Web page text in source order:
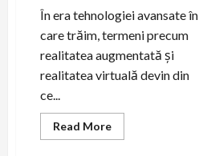
În era tehnologiei avansate în
care trăim, termeni precum
realitatea augmentată și
realitatea virtuală devin din
ce...
Read MoreRead
more